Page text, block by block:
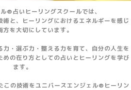
®占いヒーリングスクールでは、
と、ヒーリングにおけるエネルギーを感じ
方を大切にしています。
・選ぶ力・整える力を育て、自分の人生を
めの在り方としての占いとヒーリングを学び
ます。
この技術をユニバースエンジェル®ヒーリン